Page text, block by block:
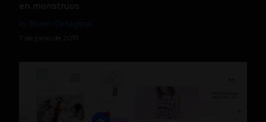
en monstruos
7 de junio de 2017